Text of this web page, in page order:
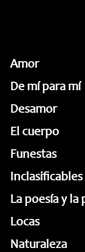
Amor
De mí para mí
Desamor
El cuerpo
Funestas
Inclasificables
La poesía y la
Locas
Naturaleza